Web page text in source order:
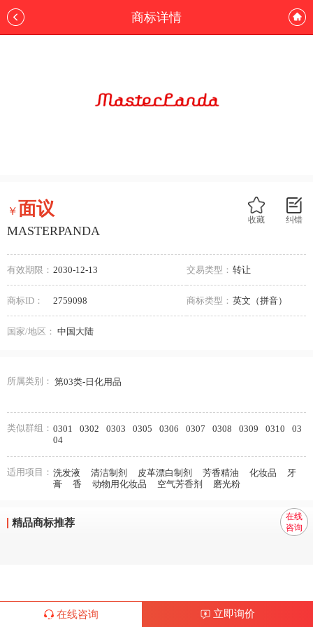
商标详情
纠错
收藏
￥面议
MASTERPANDA
有效期限： 2030-12-13 交易类型： 转让
商标ID： 2759098 商标类型： 英文（拼音）
国家/地区： 中国大陆
所属类别： 第03类-日化用品
类似群组： 0301 0302 0303 0305 0306 0307 0308 0309 0310
03
04
适用项目： 洗发液 清洁制剂 皮革漂白制剂 芳香精油 化妆品
牙
膏
香 动物用化妆品 空气芳香剂 磨光粉
精品商标推荐
在线咨询 立即询价
在线
咨询